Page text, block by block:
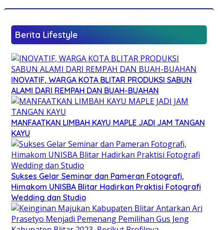
Berita Lifestyle
INOVATIF, WARGA KOTA BLITAR PRODUKSI SABUN
ALAMI DARI REMPAH DAN BUAH-BUAHAN
MANFAATKAN LIMBAH KAYU MAPLE JADI JAM TANGAN
KAYU
Sukses Gelar Seminar dan Pameran Fotografi,
Himakom UNISBA Blitar Hadirkan Praktisi Fotografi
Wedding dan Studio